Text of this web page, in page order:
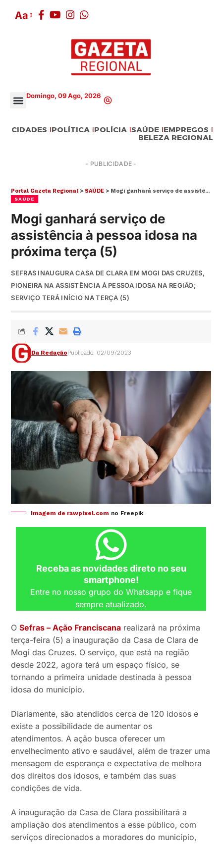
Aa
Domingo, 09 Ago, 2026
CIDADES POLÍTICA POLÍCIA SAÚDE EMPREGOS
BELEZA REGIONAL
- PUBLICIDADE -
Portal Gazeta Regional >SAÚDE > Mogi ganhará serviço de assistência à pessoa idosa na próxima terça (5)
SAÚDE
Mogi ganhará serviço de
assistência à pessoa idosa na
próxima terça (5)
SEFRAS INAUGURA CASA DE CLARA EM MOGI DAS CRUZES,
PIONEIRA NA ASSISTÊNCIA À PESSOA IDOSA NA REGIÃO;
SERVIÇO TERÁ INÍCIO NA TERÇA (5)
Da RedaçãoPublicado: 02/09/2023
Imagem de rawpixel.com no Freepik
Receba as novidades direto no seu
smartphone!
Entre no nosso grupo do Whatsapp e fique
sempre atualizado.
OSefras – Ação Franciscana realizará na próxima
terça-feira (5) a inauguração da Casa de Clara de
Mogi das Cruzes. O serviço, que está na região
desde 2022, agora terá um espaço físico, se
tornando a primeira unidade destinada à pessoa
idosa do município.
Diariamente, são atendidos cerca de 120 idosos e
existe a possibilidade de aumentar os
atendimentos. A ação busca oferecer um
envelhecimento ativo e saudável, além de trazer uma
mensagem de esperança e expectativa de melhora
dos direitos dos idosos, e também das suas
condições de vida.
A inauguração da Casa de Clara possibilitará a
ampliação dos atendimentos a esse público, com
serviços direcionados a moradores do município,